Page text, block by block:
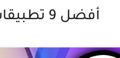
أفضل 9 تطبيقات أندرويد إحترافية 2021